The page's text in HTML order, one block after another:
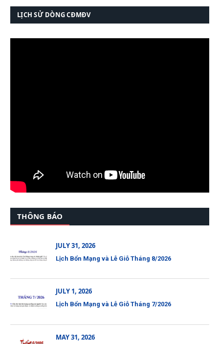
LỊCH SỬ DÒNG CĐMĐV
THÔNG BÁO
JULY 31, 2026
Lịch Bổn Mạng và Lễ Giỗ Tháng 8/2026
JULY 1, 2026
Lịch Bổn Mạng và Lễ Giỗ Tháng 7/2026
MAY 31, 2026